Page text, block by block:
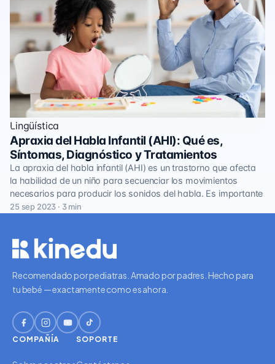
Lingüística
Apraxia del Habla Infantil (AHI): Qué es,
Síntomas, Diagnóstico y Tratamientos
La apraxia del habla infantil (AHI) es un trastorno que afecta
la habilidad de un niño para secuenciar los movimientos
necesarios para producir los sonidos del habla. Es importante
25 sep 2023 · 3 min
Recomendado por pediatras. Amado por padres. Hecho para
tu bebé — exactamente como es ahora.
COMPAÑÍA SOPORTE